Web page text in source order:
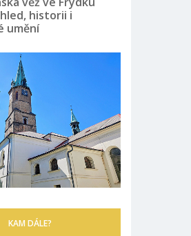
historii i
umění
KAM DÁLE?